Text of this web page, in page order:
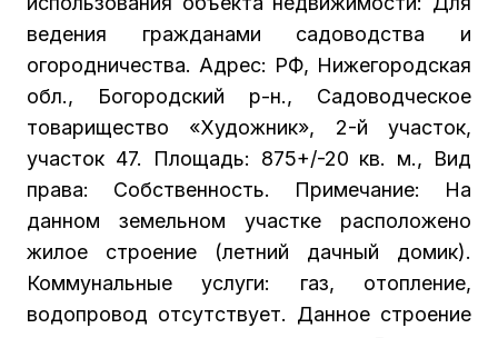
ведения гражданами садоводства и
огородничества. Адрес: РФ, Нижегородская
обл., Богородский р-н., Садоводческое
товарищество «Художник», 2-й участок,
участок 47. Площадь: 875+/-20 кв. м., Вид
права: Собственность. Примечание: На
данном земельном участке расположено
жилое строение (летний дачный домик).
Коммунальные услуги: газ, отопление,
водопровод отсутствует. Данное строение